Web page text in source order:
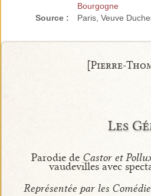
Bourgogne
Source :
Paris, Veuve
[Pierre-
Les
Parodie de Castor et
vaudevilles avec
Représentée par les